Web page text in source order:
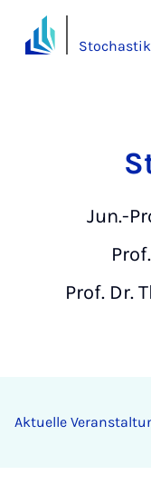
Stochastik
Jun.-
Prof. Dr.
Ak­tu­el­le